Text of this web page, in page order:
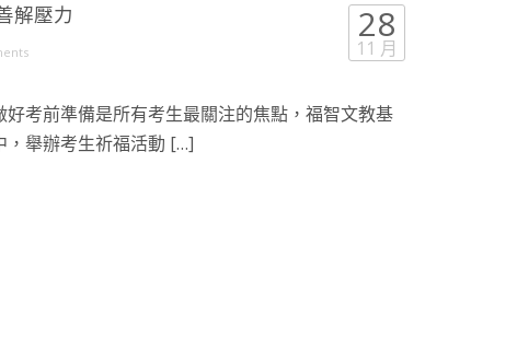
解壓力 28
11 月
考前準備是所有考生最關注的焦點，福智文教基
，舉辦考生祈福活動 […]